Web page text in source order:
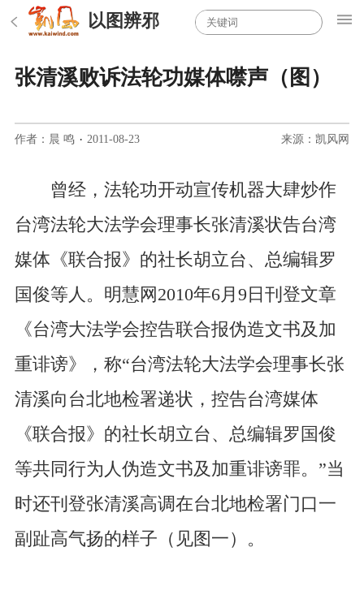
以图辨邪
张清溪败诉法轮功媒体噤声（图）
作者：晨 鸣 · 2011-08-23 来源：凯风网
曾经，法轮功开动宣传机器大肆炒作
台湾法轮大法学会理事长张清溪状告台湾
媒体《联合报》的社长胡立台、总编辑罗
国俊等人。明慧网2010年6月9日刊登文章
《台湾大法学会控告联合报伪造文书及加
重诽谤》，称“台湾法轮大法学会理事长张
清溪向台北地检署递状，控告台湾媒体
《联合报》的社长胡立台、总编辑罗国俊
等共同行为人伪造文书及加重诽谤罪。”当
时还刊登张清溪高调在台北地检署门口一
副趾高气扬的样子（见图一）。